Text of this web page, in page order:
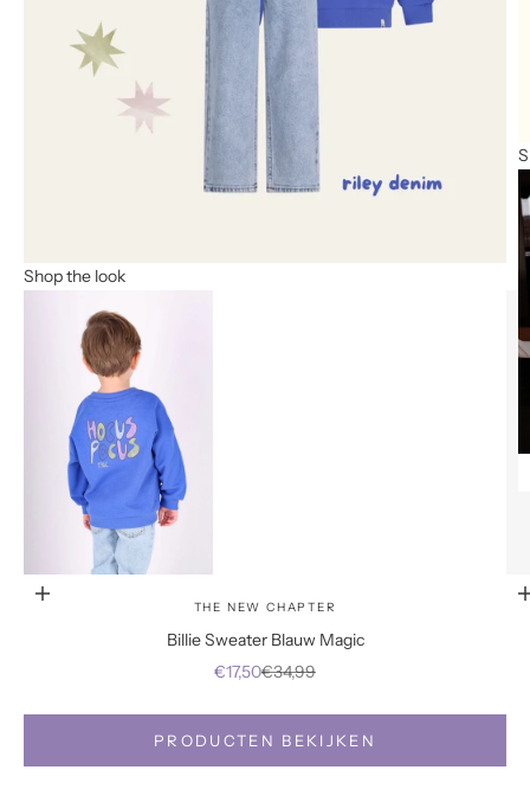
Naar artikel 2
Shop the look
Opties kiezen THE NEW CHAPTER
Billie Sweater Blauw Magic
Aanbiedingsprijs
€17,50Normale prijs
€34,99
PRODUCTEN BEKIJKEN